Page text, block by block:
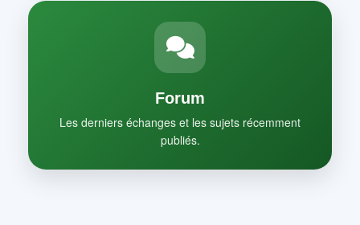
Forum
Les derniers échanges et les sujets récemment
publiés.